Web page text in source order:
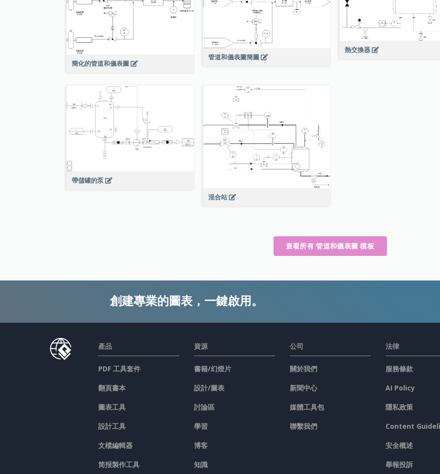
簡化的管道和儀表圖
管道和儀表圖簡圖
熱交換器
帶儲罐的泵
混合站
查看所有 管道和儀表圖 模板
創建專業的圖表，一鍵啟用。
產品
PDF 工具套件
翻頁書本
圖表工具
設計工具
文檔編輯器
简报製作工具
資源
書籍/幻燈片
設計/圖表
討論區
學習
博客
知識
公司
關於我們
新聞中心
媒體工具包
聯繫我們
法律
服務條款
AI Policy
隱私政策
Content
安全概述
舉報投訴